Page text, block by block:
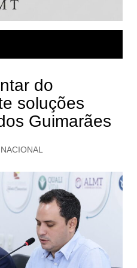
do
soluções
Guimarães